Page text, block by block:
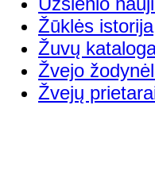
Žūklės istorija
Žuvų
Žvejo
Žvejų